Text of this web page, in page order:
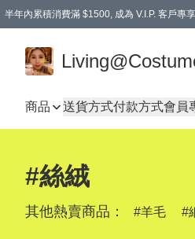
半年內累積消費滿 $1500, 成為 V.I.P. 客戶專
商品 送貨方式付款方式會員
#絲絨
其他熱賣商品： 羊毛